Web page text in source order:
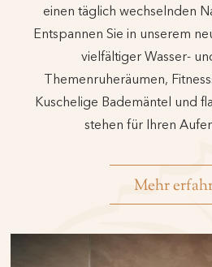
einen täglich wechselnden
Entspannen Sie in unserem
vielfältiger Wasser-
Themenruheräumen,
Kuschelige Bademäntel und
stehen für Ihren
Mehr